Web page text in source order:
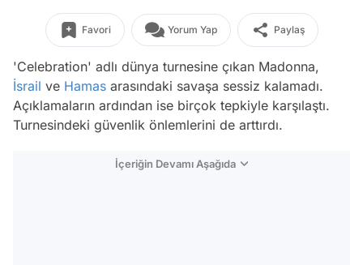
Favori Yorum Yap Paylaş
'Celebration' adlı dünya turnesine çıkan Madonna,
İsrail ve Hamas arasındaki savaşa sessiz kalamadı.
Açıklamaların ardından ise birçok tepkiyle karşılaştı.
Turnesindeki güvenlik önlemlerini de arttırdı.
İçeriğin Devamı Aşağıda